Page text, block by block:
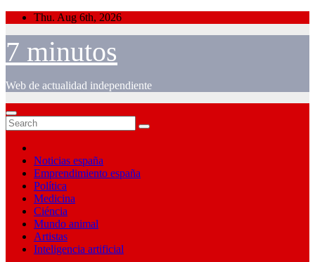
Skip
content
Thu. Aug 6th, 2026
7 minutos
Web de actualidad independiente
Noticias españa
Emprendimiento españa
Política
Medicina
Ciéncia
Mundo animal
Artistas
Inteligencia artificial